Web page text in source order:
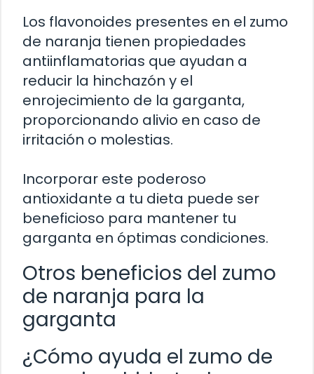
Los flavonoides presentes en el zumo
de naranja tienen propiedades
antiinflamatorias que ayudan a
reducir la hinchazón y el
enrojecimiento de la garganta,
proporcionando alivio en caso de
irritación o molestias.
Incorporar este poderoso
antioxidante a tu dieta puede ser
beneficioso para mantener tu
garganta en óptimas condiciones.
Otros beneficios del zumo
de naranja para la
garganta
¿Cómo ayuda el zumo de